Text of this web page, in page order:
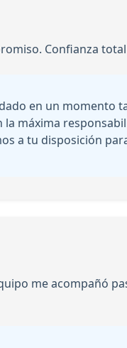
Confianza
en un momento
máxima
a tu disposición
me acompañó